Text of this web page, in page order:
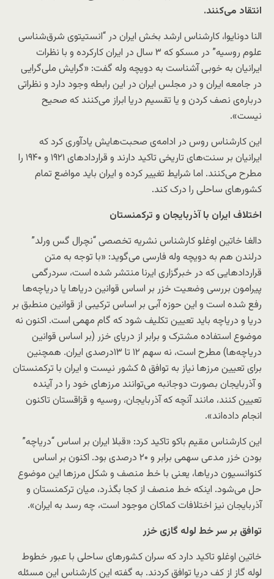
انتقاد می‌کنند.
النا دونایوا، کارشناس ارشد بخش ایران در “انستیتوی شرق‌شناسی
علوم روسیه” در مسکو که ۳ سال در ایران کارکرده و با نظرات
ایرانیان به خوبی آشناست به دویچه وله گفت: «گرایش ملی‌گرایی
در جامعه ایران و در مجلس ایران در این رابطه وجود دارد و نظراتی
درباره‌ی نصف کردن و یا تقسیم دریا ابراز می‌کنند که صحیح
نیست».
این کارشناس روس در ادامه‌ی صحبت‌هایش یادآوری کرد که
ایرانیان بر سنت‌های تاریخی تاکید دارند و قراردادهای ۱۹۲۱ و ۱۹۴۰ را
مطرح می‌کنند. اما شرایط تغییر کرده و ایران باید مواضع تمام
کشورهای ساحلی را درک کند.
اختلاف ایران با آذربایجان و ترکمنستان
دالغا خاتین اوغلو کارشناس نشریه تخصصی “نچرال گس ورلد”
درلندن هم به دویچه وله فارسی می‌گوید: «با توجه به متن
قراردادهایی که در خبرگزاری ایرنا منتشر شده است، سردرگمی
پیرامون بررسی وضعیت خزر بر اساس قوانین دریاها یا دریاچه‌ها
رفع شده است و این حوزه آبی بر اساس ترکیبی از قوانین منطبق بر
دریا و دریاچه باید تعیین تکلیف شود که گام مهمی است. اکنون نه
موضوع استفاده مشترک و برابر از دریای خزر (بر اساس قوانین
دریاچه‌ها) مطرح است، نه سهم ۱۲ تا ۱۳درصدی ایران. همچنین
برای تعیین مرزها نیاز به توافق ۵ کشور نیست و ایران با ترکمنستان
و آذربایجان بصورت دوجانبه می‌توانند مرزهای خود را در آینده
تعیین کنند، مانند آنچه که آذربایجان، روسیه و قزاقستان تاکنون
انجام داده‌اند».
این کارشناس مقیم باکو تاکید کرد: «قبلا ایران بر اساس “دریاچه”
بودن خزر مدعی سهمی برابر و ۲۰ درصدی بود. اکنون بر اساس
کنوانسیون دریاها، یعنی با خط منصف و شکل مرزها این موضوع
حل می‌شود. اینکه خط منصف از کجا بگذرد، میان ترکمنستان و
آذربایجان نیز اختلافات کماکان موجود است، چه رسد به ایران».
توافق بر سر خط لوله گازی خزر
خاتین اوغلو تاکید دارد که سران کشورهای ساحلی با عبور خطوط
لوله گاز از کف دریا توافق کردند. به گفته این کارشناس این مسئله